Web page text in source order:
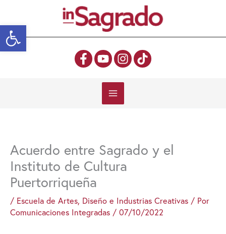
Abrir barra de herramientas
contenido
Acuerdo entre Sagrado y el
Instituto de Cultura
Puertorriqueña
/ Escuela de Artes, Diseño e Industrias Creativas / Por
Comunicaciones Integradas / 07/10/2022